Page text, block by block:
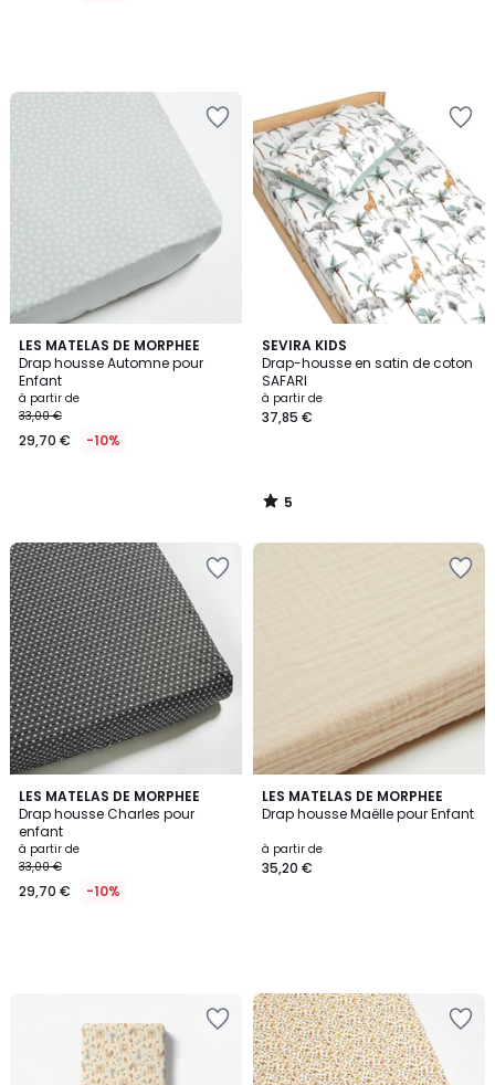
LES MATELAS DE MORPHEE
Drap housse Automne pour
Enfant
à partir de
33,00 €
29,70 € -10%
SEVIRA KIDS
Drap-housse en satin de coton
SAFARI
à partir de
37,85 €
5
/
5
5
/
LES MATELAS DE MORPHEE
Drap housse Charles pour
enfant
à partir de
33,00 €
29,70 € -10%
LES MATELAS DE MORPHEE
Drap housse Maëlle pour Enfant
à partir de
35,20 €